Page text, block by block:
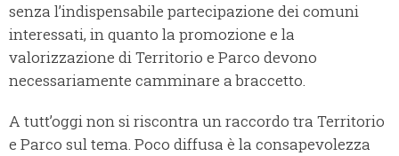
senza l’indispensabile partecipazione dei comuni
interessati, in quanto la promozione e la
valorizzazione di Territorio e Parco devono
necessariamente camminare a braccetto.
A tutt’oggi non si riscontra un raccordo tra Territorio
e Parco sul tema. Poco diffusa è la consapevolezza